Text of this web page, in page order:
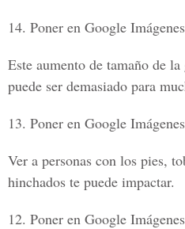
14. Poner en Google
Este aumento de tamaño de
puede ser demasiado para
13. Poner en Google
Ver a personas con los pies,
hinchados te puede impactar.
12. Poner en Google